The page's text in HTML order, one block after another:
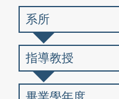
系所
指導教授